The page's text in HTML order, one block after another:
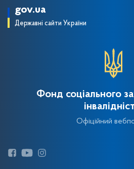
gov.ua
Державні сайти України
Фонд соціального
Офіційний